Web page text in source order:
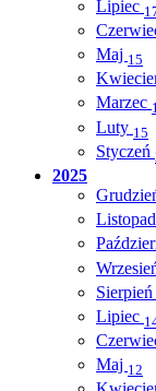
Lipiec
Maj 15
Marzec
Luty 15
Styczeń
2025
Listopad
Sierpień
Lipiec
Maj 12